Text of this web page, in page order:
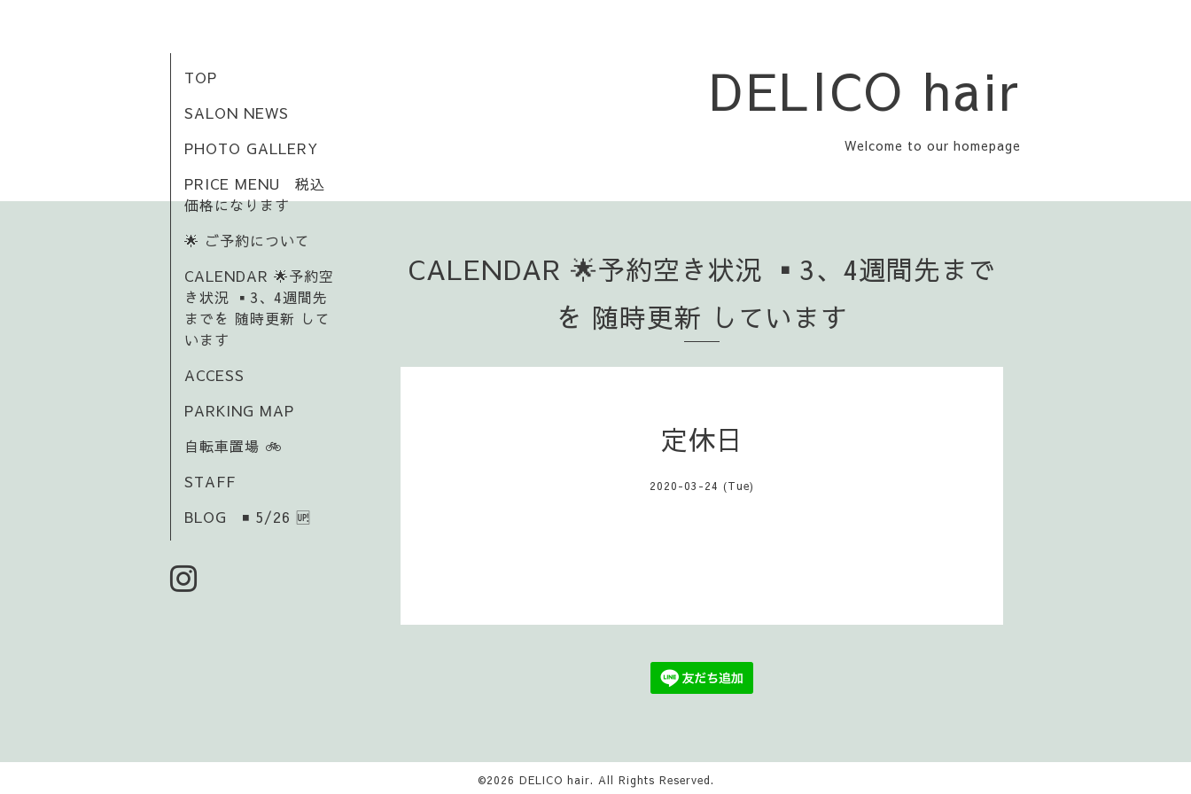
DELICO hair
Welcome to our homepage
TOP
SALON NEWS
PHOTO GALLERY
PRICE MENU 税込
価格になります
🌟 ご予約について
CALENDAR 🌟予約空
き状況 ▪️3、4週間先
までを 随時更新 して
います
ACCESS
PARKING MAP
自転車置場 🚲️
STAFF
BLOG ◾ 5/26 🆙
CALENDAR 🌟予約空き状況 ▪️3、4週間先まで
を 随時更新 しています
定休日
2020-03-24 (Tue)
©2026 DELICO hair. All Rights Reserved.